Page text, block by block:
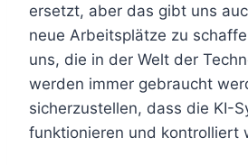
ersetzt, aber das gibt uns
neue Arbeitsplätze zu
uns, die in der Welt der
werden immer gebraucht
sicherzustellen, dass die KI-
funktionieren und kontrolliert